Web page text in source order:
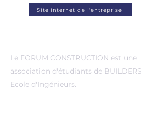
Site internet de l'entreprise
Le FORUM CONSTRUCTION est une
association d'étudiants de BUILDERS
Ecole d'Ingénieurs.